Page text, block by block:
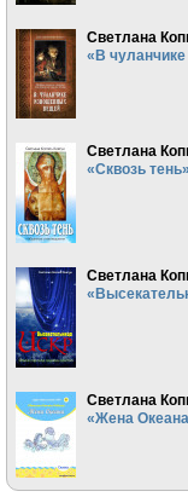
Светлана
«В
Светлана
«Сквозь тень»
Светлана
Светлана
«Жена